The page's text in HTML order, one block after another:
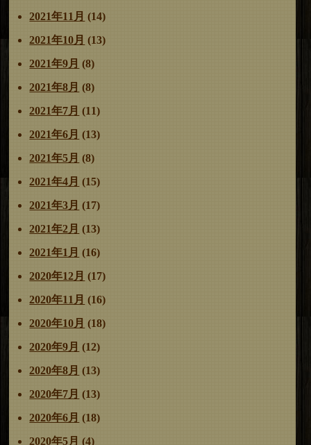
2021年11月 (14)
2021年10月 (13)
2021年9月 (8)
2021年8月 (8)
2021年7月 (11)
2021年6月 (13)
2021年5月 (8)
2021年4月 (15)
2021年3月 (17)
2021年2月 (13)
2021年1月 (16)
2020年12月 (17)
2020年11月 (16)
2020年10月 (18)
2020年9月 (12)
2020年8月 (13)
2020年7月 (13)
2020年6月 (18)
2020年5月 (4)